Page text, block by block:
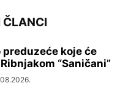
ČLANCI
preduzeće koje će
“Saničani”